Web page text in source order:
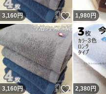
3,160円 いいね！
1,980 円
3,160円 いいね！
2,380円